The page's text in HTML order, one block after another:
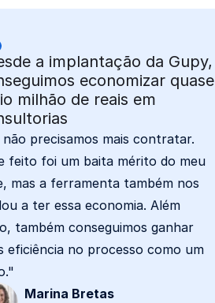
a implantação da Gupy,
economizar quase
milhão de reais em
não precisamos mais contratar.
feito foi um baita mérito do meu
mas a ferramenta também nos
a ter essa economia. Além
também conseguimos ganhar
eficiência no processo como um
Marina Bretas